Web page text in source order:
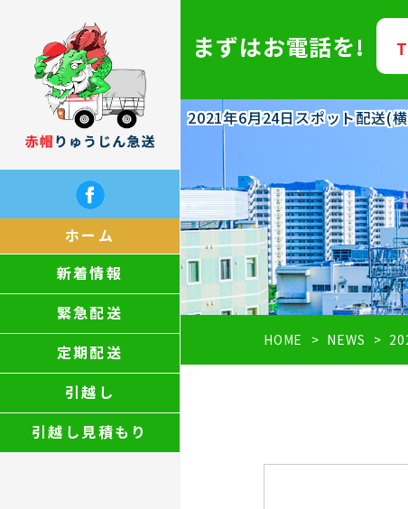
ホーム
新着情報
緊急配送
定期配送
引越し
引越し見積もり
2021年6月24日スポット配送(
まずはお電話を!
HOME NEWS